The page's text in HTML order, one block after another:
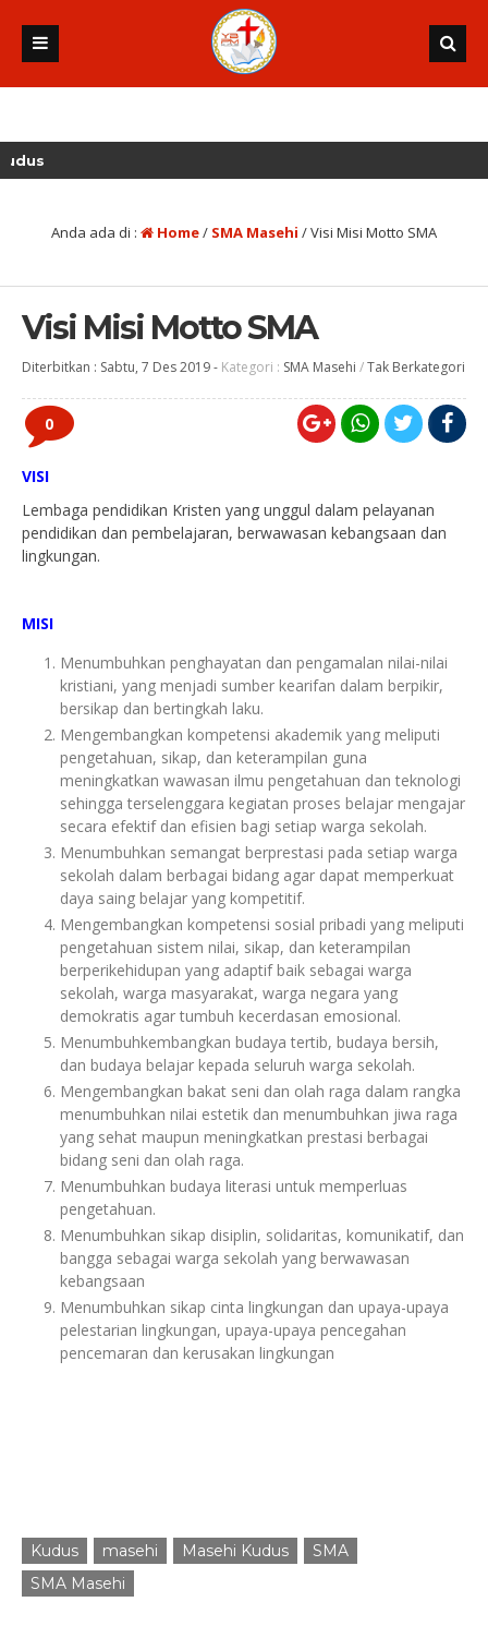
Anda ada di : Home/ SMA Masehi /Visi Misi Motto SMA
Visi Misi Motto SMA
Diterbitkan : Sabtu, 7 Des 2019- Kategori : SMA Masehi /Tak Berkategori
0
VISI
Lembaga pendidikan Kristen yang unggul dalam pelayanan
pendidikan dan pembelajaran, berwawasan kebangsaan dan
lingkungan.
MISI
Menumbuhkan penghayatan dan pengamalan nilai-nilai
kristiani, yang menjadi sumber kearifan dalam berpikir,
bersikap dan bertingkah laku.
Mengembangkan kompetensi akademik yang meliputi
pengetahuan, sikap, dan keterampilan guna
meningkatkan wawasan ilmu pengetahuan dan teknologi
sehingga terselenggara kegiatan proses belajar mengajar
secara efektif dan efisien bagi setiap warga sekolah.
Menumbuhkan semangat berprestasi pada setiap warga
sekolah dalam berbagai bidang agar dapat memperkuat
daya saing belajar yang kompetitif.
Mengembangkan kompetensi sosial pribadi yang meliputi
pengetahuan sistem nilai, sikap, dan keterampilan
berperikehidupan yang adaptif baik sebagai warga
sekolah, warga masyarakat, warga negara yang
demokratis agar tumbuh kecerdasan emosional.
Menumbuhkembangkan budaya tertib, budaya bersih,
dan budaya belajar kepada seluruh warga sekolah.
Mengembangkan bakat seni dan olah raga dalam rangka
menumbuhkan nilai estetik dan menumbuhkan jiwa raga
yang sehat maupun meningkatkan prestasi berbagai
bidang seni dan olah raga.
Menumbuhkan budaya literasi untuk memperluas
pengetahuan.
Menumbuhkan sikap disiplin, solidaritas, komunikatif, dan
bangga sebagai warga sekolah yang berwawasan
kebangsaan
Menumbuhkan sikap cinta lingkungan dan upaya-upaya
pelestarian lingkungan, upaya-upaya pencegahan
pencemaran dan kerusakan lingkungan
Kudus masehi Masehi Kudus
SMA
SMA Masehi